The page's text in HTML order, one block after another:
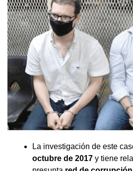
La investigación de este
octubre de 2017 y tiene